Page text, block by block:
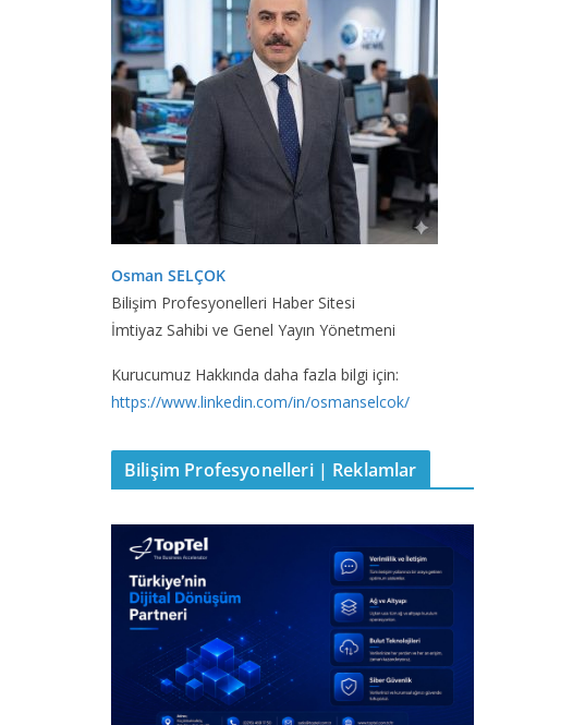
Osman SELÇOK
Bilişim Profesyonelleri Haber Sitesi
İmtiyaz Sahibi ve Genel Yayın Yönetmeni
Kurucumuz Hakkında daha fazla bilgi için:
https://www.linkedin.com/in/osmanselcok/
Bilişim Profesyonelleri | Reklamlar